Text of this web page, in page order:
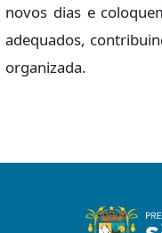
novos dias e
adequados,
organizada.